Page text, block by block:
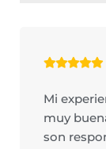
Mi
muy
son